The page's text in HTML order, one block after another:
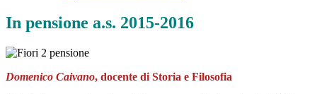
In pensione a.s. 2015-2016
Domenico Caivano, docente di Storia e Filosofia